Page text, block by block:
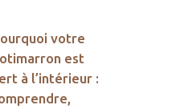
votre
est
à l’intérieur :